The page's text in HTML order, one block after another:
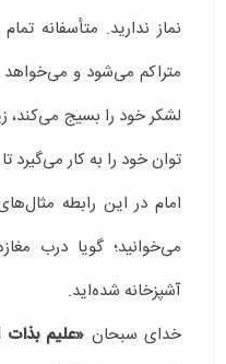
نماز ندارید. متأسفانه
متراکم می‌شود و
لشکر خود را بسیج می‌کند،
توان خود را به کار می‌گیرد
امام در این رابطه
می‌خوانید؛ گویا درب
آشپزخانه شده‌اید.
خدای سبحان «علیم بذات